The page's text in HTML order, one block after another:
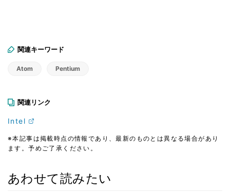
関連キーワード
Atom Pentium
関連リンク
Intel
※本記事は掲載時点の情報であり、最新のものとは異なる場合があり
ます。予めご了承ください。
あわせて読みたい